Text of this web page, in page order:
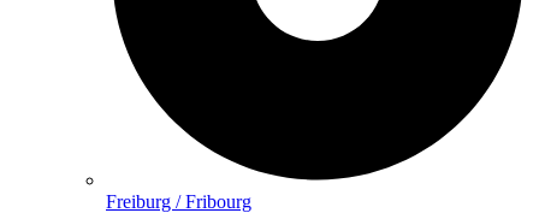
Freiburg / Fribourg